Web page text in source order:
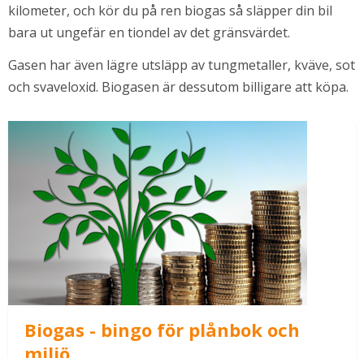
kilometer, och kör du på ren biogas så släpper din bil
bara ut ungefär en tiondel av det gränsvärdet.
Gasen har även lägre utsläpp av tungmetaller, kväve, sot
och svaveloxid. Biogasen är dessutom billigare att köpa.
Biogas - bingo för plånbok och